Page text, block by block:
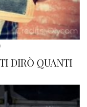
DIRÒ QUANTI